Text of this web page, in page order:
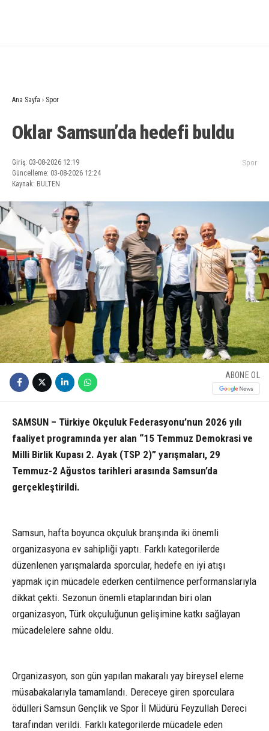
Ana Sayfa › Spor
Oklar Samsun’da hedefi buldu
Giriş: 03-08-2026 12:19
Güncelleme: 03-08-2026 12:24
Kaynak: BULTEN
Spor
ABONE OL
SAMSUN – Türkiye Okçuluk Federasyonu’nun 2026 yılı
faaliyet programında yer alan “15 Temmuz Demokrasi ve
Milli Birlik Kupası 2. Ayak (TSP 2)” yarışmaları, 29
Temmuz-2 Ağustos tarihleri arasında Samsun’da
gerçekleştirildi.
Samsun, hafta boyunca okçuluk branşında iki önemli
organizasyona ev sahipliği yaptı. Farklı kategorilerde
düzenlenen yarışmalarda sporcular, hedefe en iyi atışı
yapmak için mücadele ederken centilmence performanslarıyla
dikkat çekti. Sezonun önemli etaplarından biri olan
organizasyon, Türk okçuluğunun gelişimine katkı sağlayan
mücadelelere sahne oldu.
Organizasyon, son gün yapılan makaralı yay bireysel eleme
müsabakalarıyla tamamlandı. Dereceye giren sporculara
ödülleri Samsun Gençlik ve Spor İl Müdürü Feyzullah Dereci
tarafından verildi. Farklı kategorilerde mücadele eden